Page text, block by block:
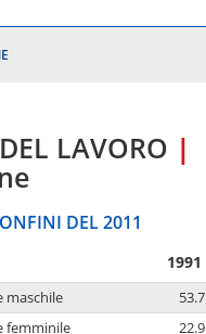
LAVORO |
DEL 2011
1991
maschile 53.7
femminile
22.9